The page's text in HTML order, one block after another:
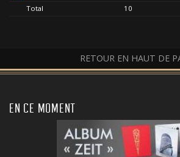
Total
10
RETOUR EN HAUT DE
EN CE MOMENT